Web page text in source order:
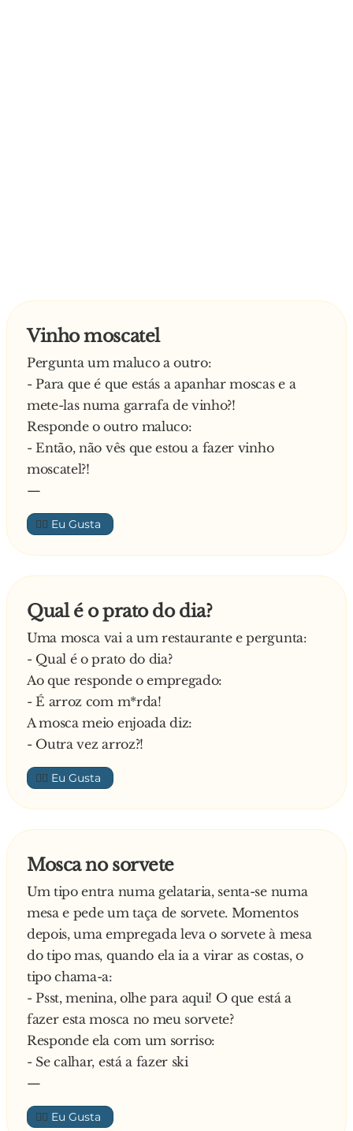
Vinho moscatel
Pergunta um maluco a outro:
- Para que é que estás a apanhar moscas e a
mete-las numa garrafa de vinho?!
Responde o outro maluco:
- Então, não vês que estou a fazer vinho
moscatel?!
—
👍🏼
Qual é o prato do dia?
Uma mosca vai a um restaurante e pergunta:
- Qual é o prato do dia?
Ao que responde o empregado:
- É arroz com m*rda!
A mosca meio enjoada diz:
- Outra vez arroz?!
👍🏼
Mosca no sorvete
Um tipo entra numa gelataria, senta-se numa
mesa e pede um taça de sorvete. Momentos
depois, uma empregada leva o sorvete à mesa
do tipo mas, quando ela ia a virar as costas, o
tipo chama-a:
- Psst, menina, olhe para aqui! O que está a
fazer esta mosca no meu sorvete?
Responde ela com um sorriso:
- Se calhar, está a fazer ski
—
👍🏼